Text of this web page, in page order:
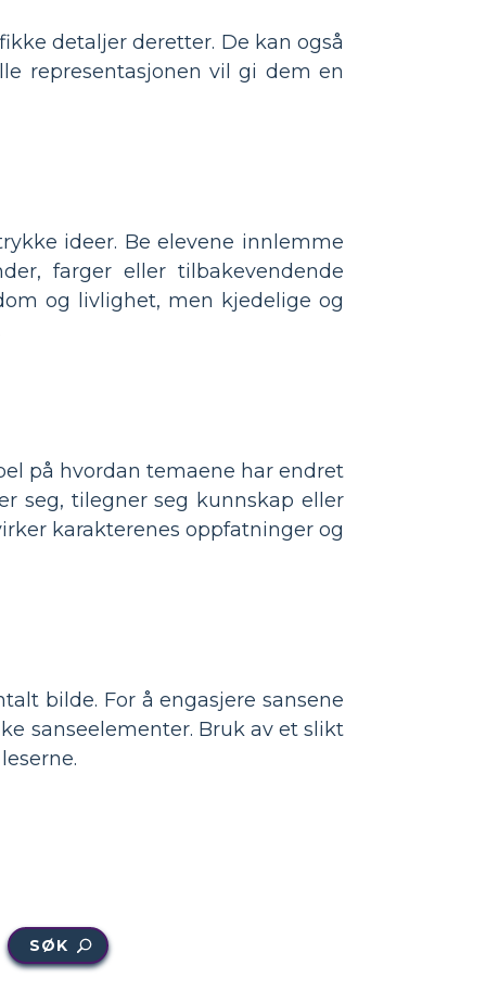
detaljer deretter. De kan også
representasjonen vil gi dem en
ideer. Be elevene innlemme
farger eller tilbakevendende
og livlighet, men kjedelige og
på hvordan temaene har endret
seg, tilegner seg kunnskap eller
karakterenes oppfatninger og
bilde. For å engasjere sansene
sanseelementer. Bruk av et slikt
SØK